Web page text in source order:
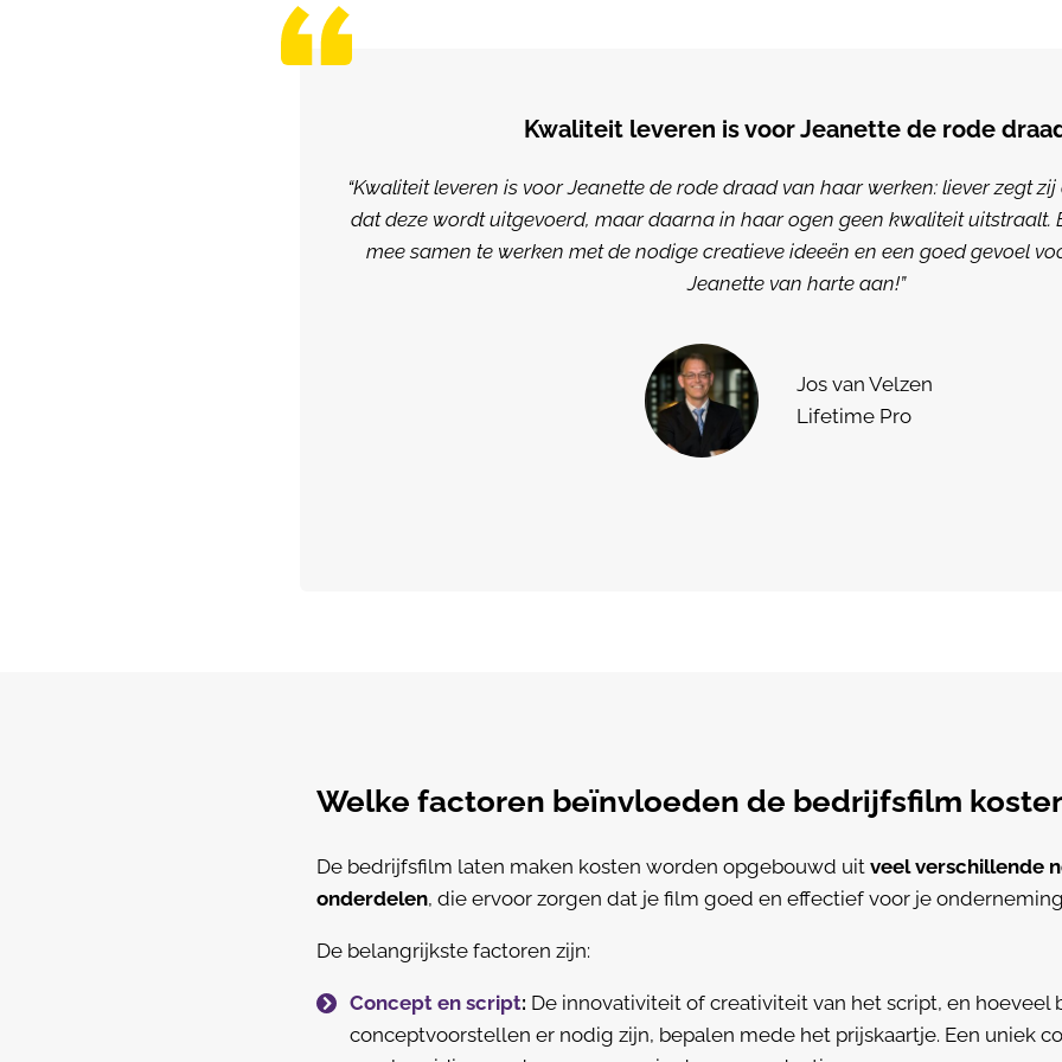
Kwaliteit leveren is voor Jeanette de rode
“Kwaliteit leveren is voor Jeanette de rode draad van haar werken: liever zegt
dat deze wordt uitgevoerd, maar daarna in haar ogen geen kwaliteit uitstraalt.
mee samen te werken met de nodige creatieve ideeën en een goed gevoel
Jeanette van harte aan!”
Jos van Velzen
Lifetime Pro
Welke factoren beïnvloeden de bedrijfsfilm
De bedrijfsfilm laten maken kosten worden opgebouwd uit veel verschillende
onderdelen, die ervoor zorgen dat je film goed en effectief voor je
De belangrijkste factoren zijn:
Concept en script: De innovativiteit of creativiteit van het script, en hoeveel
conceptvoorstellen er nodig zijn, bepalen mede het prijskaartje. Een uniek